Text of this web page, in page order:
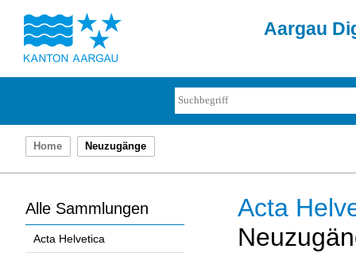
Aargau
Home Neuzugänge
Alle Sammlungen
Acta Helvetica
Acta